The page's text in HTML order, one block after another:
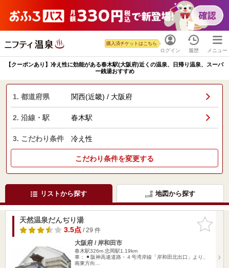
ログイン
購入済チケットはこちら
履歴 メニュー
【クーポンあり】冷え性に効能がある春木駅(大阪府)近くの温泉、日帰り温泉、スーパ
ー銭湯おすすめ
1. 都道府県 関西(近畿) / 大阪府
2. 沿線・駅 春木駅
3. こだわり条件 冷え性
こだわり条件を変更する
リストから探す 地図から探す
お気に入
りに追加
天然温泉だんぢり湯
3.5点/ 29 件
大阪府 / 岸和田市
春木駅326m 忠岡駅1.19km
車： ◾️ 阪神高速道路・４号湾岸線「岸和田北出口」より、
南東方向…